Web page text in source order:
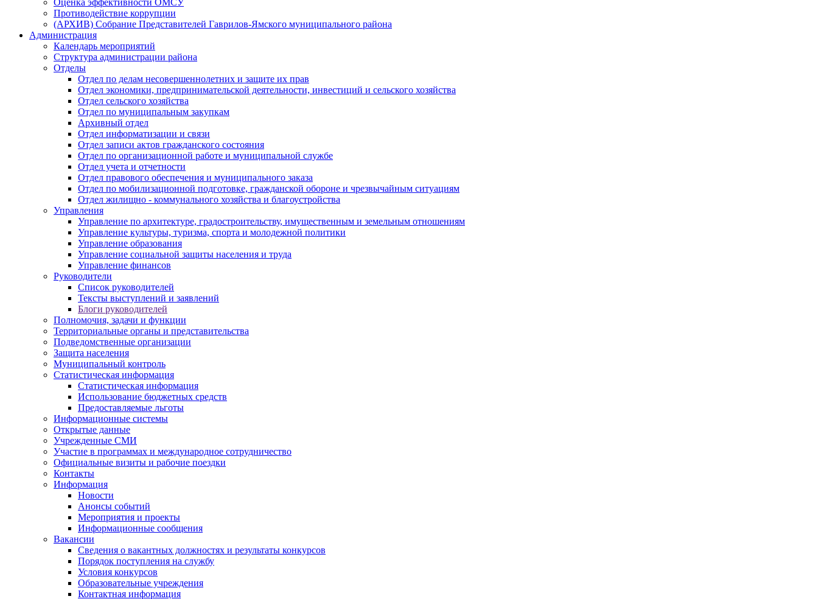
Оценка эффективности ОМСУ
Противодействие коррупции
(АРХИВ) Собрание Представителей Гаврилов-Ямского муниципального района
Администрация
Календарь мероприятий
Структура администрации района
Отделы
Отдел по делам несовершеннолетних и защите их прав
Отдел экономики, предпринимательской деятельности, инвестиций и сельского хозяйства
Отдел сельского хозяйства
Отдел по муниципальным закупкам
Архивный отдел
Отдел информатизации и связи
Отдел записи актов гражданского состояния
Отдел по организационной работе и муниципальной службе
Отдел учета и отчетности
Отдел правового обеспечения и муниципального заказа
Отдел по мобилизационной подготовке, гражданской обороне и чрезвычайным ситуациям
Отдел жилищно - коммунального хозяйства и благоустройства
Управления
Управление по архитектуре, градостроительству, имущественным и земельным отношениям
Управление культуры, туризма, спорта и молодежной политики
Управление образования
Управление социальной защиты населения и труда
Управление финансов
Руководители
Список руководителей
Тексты выступлений и заявлений
Блоги руководителей
Полномочия, задачи и функции
Территориальные органы и представительства
Подведомственные организации
Защита населения
Муниципальный контроль
Статистическая информация
Статистическая информация
Использование бюджетных средств
Предоставляемые льготы
Информационные системы
Открытые данные
Учрежденные СМИ
Участие в программах и международное сотрудничество
Официальные визиты и рабочие поездки
Контакты
Информация
Новости
Анонсы событий
Мероприятия и проекты
Информационные сообщения
Вакансии
Сведения о вакантных должностях и результаты конкурсов
Порядок поступления на службу
Условия конкурсов
Образовательные учреждения
Контактная информация